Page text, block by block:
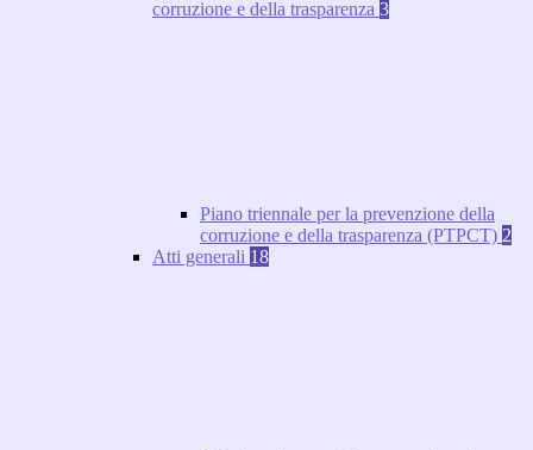
corruzione e della trasparenza 3
Piano triennale per la prevenzione della
corruzione e della trasparenza (PTPCT) 2
Atti generali 18